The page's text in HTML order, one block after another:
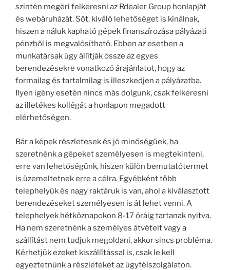
szintén megéri felkeresni az Rdealer Group honlapját
és webáruházát. Sőt, kiváló lehetőséget is kínálnak,
hiszen a náluk kapható gépek finanszírozása pályázati
pénzből is megvalósítható. Ebben az esetben a
munkatársak úgy állítják össze az egyes
berendezésekre vonatkozó árajánlatot, hogy az
formailag és tartalmilag is illeszkedjen a pályázatba.
Ilyen igény esetén nincs más dolgunk, csak felkeresni
az illetékes kollégát a honlapon megadott
elérhetőségen.
Bár a képek részletesek és jó minőségűek, ha
szeretnénk a gépeket személyesen is megtekinteni,
erre van lehetőségünk, hiszen külön bemutatótermet
is üzemeltetnek erre a célra. Egyébként több
telephelyük és nagy raktáruk is van, ahol a kiválasztott
berendezéseket személyesen is át lehet venni. A
telephelyek hétköznapokon 8-17 óráig tartanak nyitva.
Ha nem szeretnénk a személyes átvételt vagy a
szállítást nem tudjuk megoldani, akkor sincs probléma.
Kérhetjük ezeket kiszállítással is, csak le kell
egyeztetnünk a részleteket az ügyfélszolgálaton.